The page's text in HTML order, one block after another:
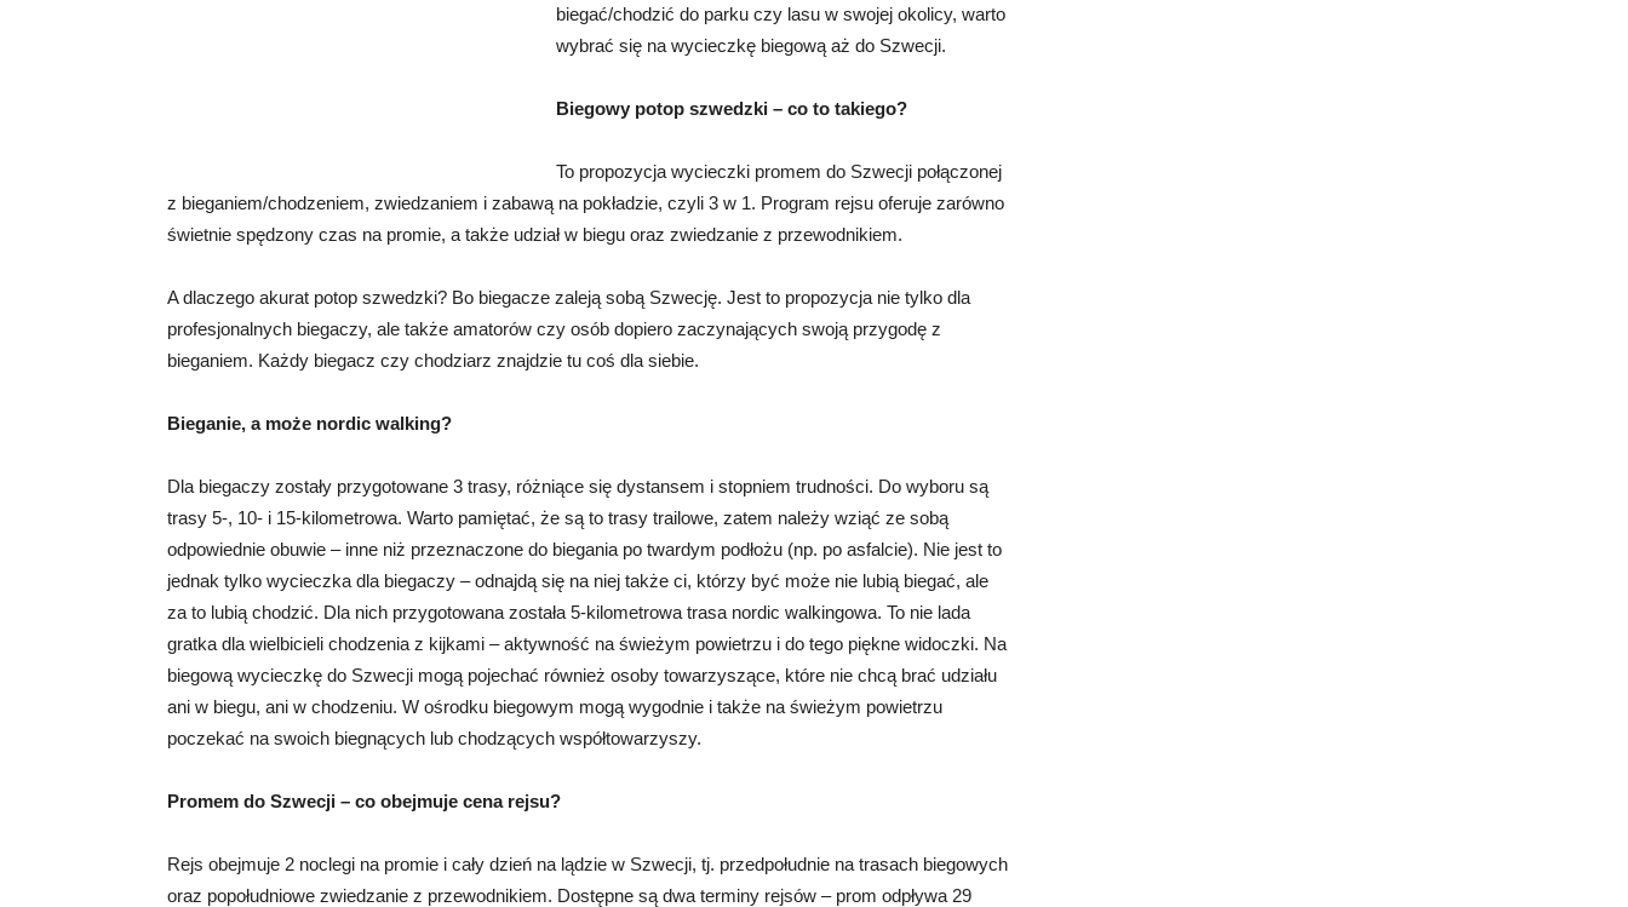
biegać/chodzić do parku czy lasu w swojej okolicy, warto
wybrać się na wycieczkę biegową aż do Szwecji.
Biegowy potop szwedzki – co to takiego?
To propozycja wycieczki promem do Szwecji połączonej
z bieganiem/chodzeniem, zwiedzaniem i zabawą na pokładzie, czyli 3 w 1. Program rejsu oferuje zarówno
świetnie spędzony czas na promie, a także udział w biegu oraz zwiedzanie z przewodnikiem.
A dlaczego akurat potop szwedzki? Bo biegacze zaleją sobą Szwecję. Jest to propozycja nie tylko dla
profesjonalnych biegaczy, ale także amatorów czy osób dopiero zaczynających swoją przygodę z
bieganiem. Każdy biegacz czy chodziarz znajdzie tu coś dla siebie.
Bieganie, a może nordic walking?
Dla biegaczy zostały przygotowane 3 trasy, różniące się dystansem i stopniem trudności. Do wyboru są
trasy 5-, 10- i 15-kilometrowa. Warto pamiętać, że są to trasy trailowe, zatem należy wziąć ze sobą
odpowiednie obuwie – inne niż przeznaczone do biegania po twardym podłożu (np. po asfalcie). Nie jest to
jednak tylko wycieczka dla biegaczy – odnajdą się na niej także ci, którzy być może nie lubią biegać, ale
za to lubią chodzić. Dla nich przygotowana została 5-kilometrowa trasa nordic walkingowa. To nie lada
gratka dla wielbicieli chodzenia z kijkami – aktywność na świeżym powietrzu i do tego piękne widoczki. Na
biegową wycieczkę do Szwecji mogą pojechać również osoby towarzyszące, które nie chcą brać udziału
ani w biegu, ani w chodzeniu. W ośrodku biegowym mogą wygodnie i także na świeżym powietrzu
poczekać na swoich biegnących lub chodzących współtowarzyszy.
Promem do Szwecji – co obejmuje cena rejsu?
Rejs obejmuje 2 noclegi na promie i cały dzień na lądzie w Szwecji, tj. przedpołudnie na trasach biegowych
oraz popołudniowe zwiedzanie z przewodnikiem. Dostępne są dwa terminy rejsów – prom odpływa 29